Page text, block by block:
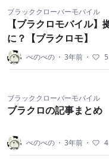
ブラッククローバーモバイル
【ブラクロモバイル
に？【ブラクロモ】
べのべの ・ 3年前 ・ 5
ブラッククローバーモバイル
ブラクロの記事まとめ
べのべの ・ 3年前 ・ 4